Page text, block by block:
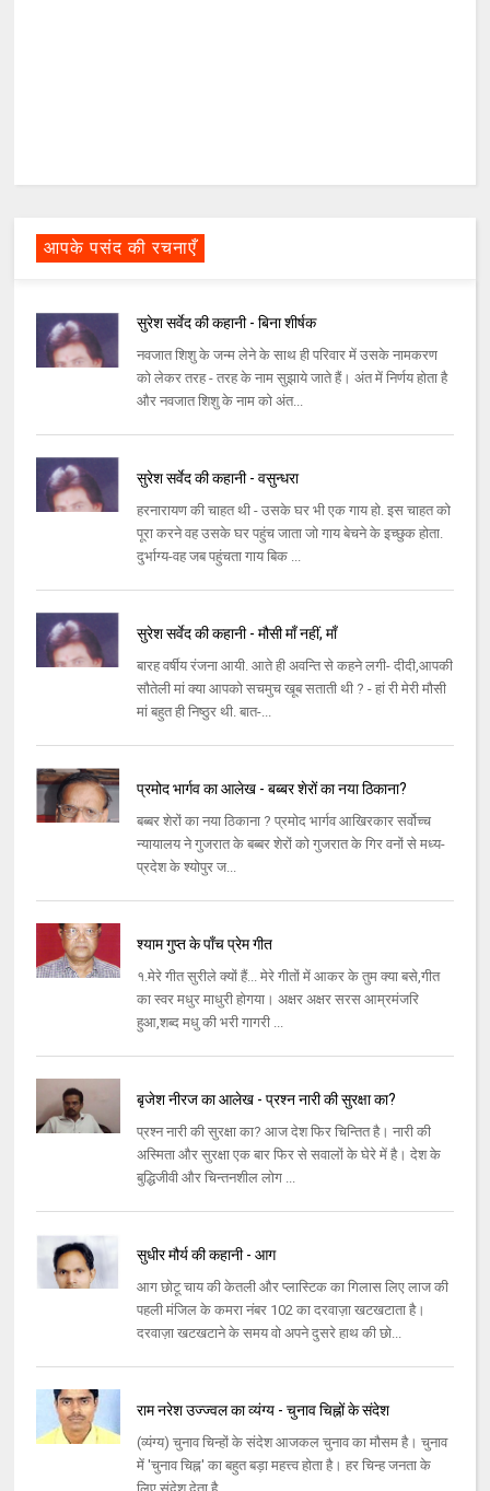
आपके पसंद की रचनाएँ
सुरेश सर्वेद की कहानी - बिना शीर्षक
नवजात शिशु के जन्म लेने के साथ ही परिवार में उसके नामकरण
को लेकर तरह - तरह के नाम सुझाये जाते हैं। अंत में निर्णय होता है
और नवजात शिशु के नाम को अंत...
सुरेश सर्वेद की कहानी - वसुन्धरा
हरनारायण की चाहत थी - उसके घर भी एक गाय हो. इस चाहत को
पूरा करने वह उसके घर पहुंच जाता जो गाय बेचने के इच्छुक होता.
दुर्भाग्य-वह जब पहुंचता गाय बिक ...
सुरेश सर्वेद की कहानी - मौसी माँ नहीं, माँ
बारह वर्षीय रंजना आयी. आते ही अवन्ति से कहने लगी- दीदी,आपकी
सौतेली मां क्या आपको सचमुच खूब सताती थी ? - हां री मेरी मौसी
मां बहुत ही निष्ठुर थी. बात-...
प्रमोद भार्गव का आलेख - बब्बर शेरों का नया ठिकाना?
बब्‍बर शेरों का नया ठिकाना ? प्रमोद भार्गव आखिरकार सर्वोच्‍च
न्‍यायालय ने गुजरात के बब्‍बर शेरों को गुजरात के गिर वनों से मध्‍य-
प्रदेश के श्योपुर ज...
श्याम गुप्त के पाँच प्रेम गीत
१.मेरे गीत सुरीले क्यों हैं... मेरे गीतों में आकर के तुम क्या बसे,गीत
का स्वर मधुर माधुरी होगया। अक्षर अक्षर सरस आम्रमंजरि
हुआ,शब्द मधु की भरी गागरी ...
बृजेश नीरज का आलेख - प्रश्न नारी की सुरक्षा का?
प्रश्न नारी की सुरक्षा का? आज देश फिर चिन्तित है। नारी की
अस्मिता और सुरक्षा एक बार फिर से सवालों के घेरे में है। देश के
बुद्धिजीवी और चिन्तनशील लोग ...
सुधीर मौर्य की कहानी - आग
आग छोटू चाय की केतली और प्लास्टिक का गिलास लिए लाज की
पहली मंजिल के कमरा नंबर 102 का दरवाज़ा खटखटाता है।
दरवाज़ा खटखटाने के समय वो अपने दुसरे हाथ की छो...
राम नरेश उज्ज्वल का व्यंग्य - चुनाव चिह्नों के संदेश
(व्यंग्य) चुनाव चिन्हों के संदेश आजकल चुनाव का मौसम है। चुनाव
में 'चुनाव चिह्न' का बहुत बड़ा महत्त्व होता है। हर चिन्ह जनता के